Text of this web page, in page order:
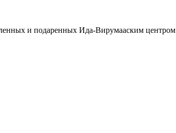
и подаренных Ида-Вирумааским центром